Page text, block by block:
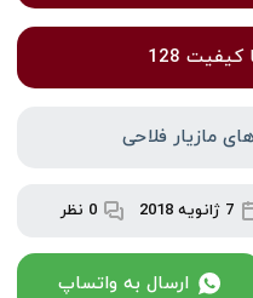
128
مازیار فلاحی
7 ژانویه 2018 0 نظر
ارسال به واتساپ